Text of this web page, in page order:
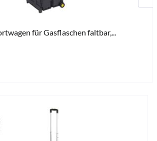
für Gasflaschen faltbar,...